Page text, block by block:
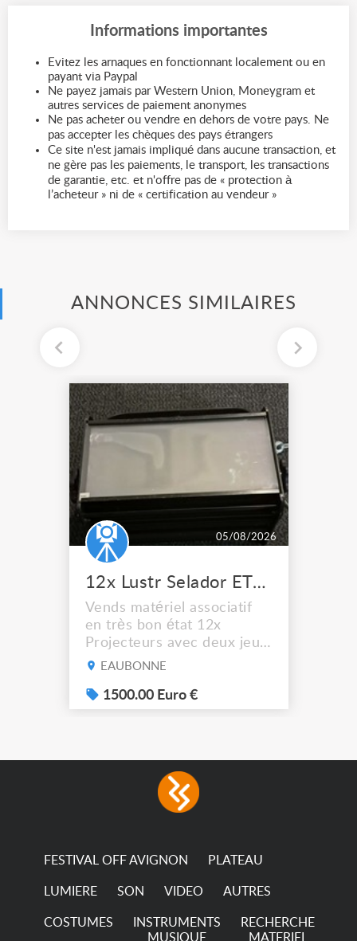
Informations importantes
Evitez les arnaques en fonctionnant localement ou en
payant via Paypal
Ne payez jamais par Western Union, Moneygram et
autres services de paiement anonymes
Ne pas acheter ou vendre en dehors de votre pays. Ne
pas accepter les chèques des pays étrangers
Ce site n'est jamais impliqué dans aucune transaction, et
ne gère pas les paiements, le transport, les transactions
de garantie, etc. et n'offre pas de « protection à
l’acheteur » ni de « certification au vendeur »
ANNONCES SIMILAIRES
05/08/2026
12x Lustr Selador ETC Led 7x colors filtres
Vends matériel associatif
en très bon état 12x
Projecteurs avec deux jeux
de filtre filtre Lustr Selador
system – seven colour
LEDs providing the
with low power
consumption The
EAUBONNE
1500.00 Euro €
FESTIVAL OFF AVIGNON PLATEAU
LUMIERE SON VIDEO AUTRES
COSTUMES
INSTRUMENTS
MUSIQUE
RECHERCHE
MATERIEL